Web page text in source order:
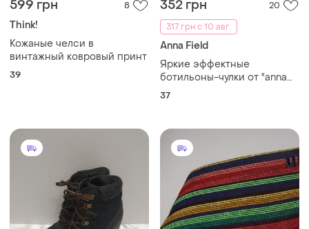
599 грн 8
Think!
Кожаные челси в
винтажный ковровый принт
39
352 грн
20
317 грн с 10 авг.
Anna Field
Яркие эффектные
ботильоны-чулки от "anna
field", р 37
37